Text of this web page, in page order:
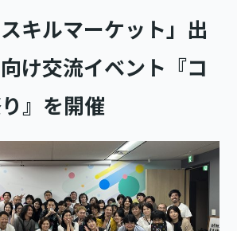
スキルマーケット」出
け交流イベント『コ
』を開催